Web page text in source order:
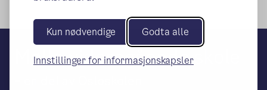
Kun nødvendige Godta alle
Innstillinger for informasjonskapsler
Mølla videregående skole